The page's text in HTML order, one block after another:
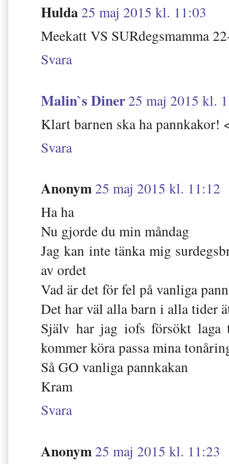
Hulda25 maj 2015 kl. 11:03
Meekatt VS SURdegsmamma
Svara
Malin`s Diner25 maj 2015 kl.
Klart barnen ska ha pannkakor!
Svara
Anonym25 maj 2015 kl. 11:12
Ha ha
Nu gjorde du min måndag
Jag kan inte tänka mig
av ordet
Vad är det för fel på vanliga
Det har väl alla barn i alla tider
Själv har jag iofs försökt
kommer köra passa mina
Så GO vanliga pannkakan
Kram
Svara
Anonym25 maj 2015 kl. 11:23